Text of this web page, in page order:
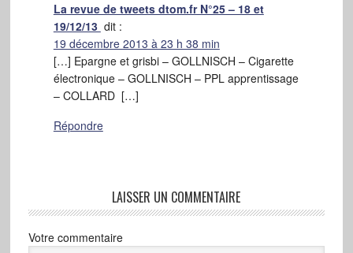
La revue de tweets dtom.fr N°25 – 18 et
19/12/13 dit :
19 décembre 2013 à 23 h 38 min
[…] Epargne et grisbi – GOLLNISCH – Cigarette
électronique – GOLLNISCH – PPL apprentissage
– COLLARD […]
Répondre
LAISSER UN COMMENTAIRE
Votre commentaire